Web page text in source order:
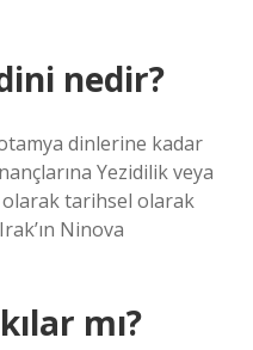
nedir?
dinlerine kadar
Yezidilik veya
olarak tarihsel olarak
Ninova
mı?